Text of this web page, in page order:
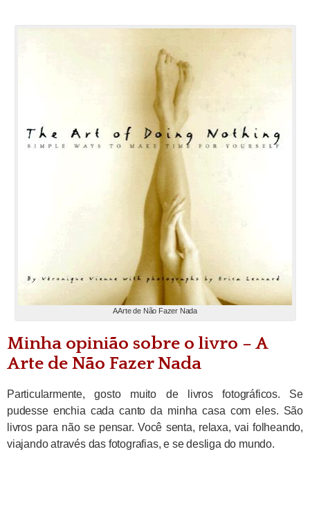
A Arte de Não Fazer Nada
Minha opinião sobre o livro – A
Arte de Não Fazer Nada
Particularmente, gosto muito de livros fotográficos. Se
pudesse enchia cada canto da minha casa com eles. São
livros para não se pensar. Você senta, relaxa, vai folheando,
viajando através das fotografias, e se desliga do mundo.